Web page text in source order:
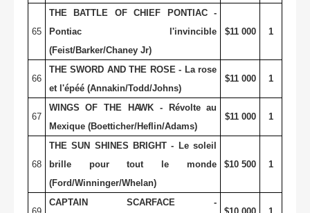
65
THE BATTLE OF CHIEF PONTIAC -
Pontiac l'invincible
(Feist/Barker/Chaney Jr)
$11 000 1
66
THE SWORD AND THE ROSE - La rose
et l'épéé (Annakin/Todd/Johns)
$11 000 1
67
WINGS OF THE HAWK - Révolte au
Mexique (Boetticher/Heflin/Adams)
$11 000 1
68
THE SUN SHINES BRIGHT - Le soleil
brille pour tout le monde
(Ford/Winninger/Whelan)
$10 500 1
CAPTAIN SCARFACE -